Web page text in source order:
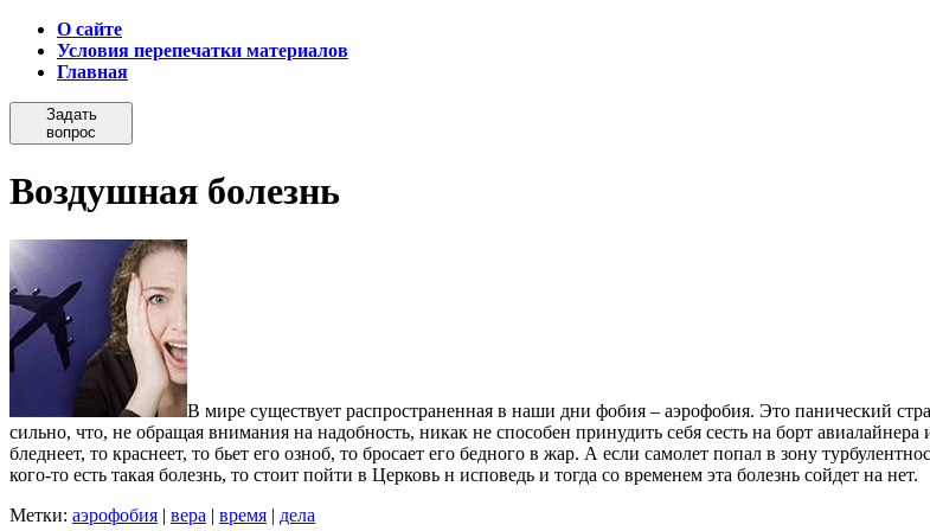
О сайте
Условия перепечатки материалов
Главная
Задать
вопрос
Воздушная болезнь
В мире существует распространенная в наши дни фобия – аэрофобия. Это панический
сильно, что, не обращая внимания на надобность, никак не способен принудить себя сесть на борт
бледнеет, то краснеет, то бьет его озноб, то бросает его бедного в жар. А если самолет попал в зону
кого-то есть такая болезнь, то стоит пойти в Церковь н исповедь и тогда со временем эта болезнь сойдет на нет.
Метки: аэрофобия | вера | время | дела